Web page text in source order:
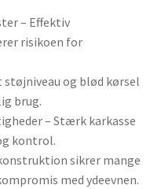
– Effektiv
risikoen for
og blød kørsel
brug.
– Stærk karkasse
kontrol.
sikrer mange
med ydeevnen.